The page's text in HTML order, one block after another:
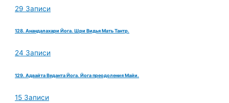
29 Записи
128. Анандалахари Йога. Шри Видья Мать Тантр.
24 Записи
129. Адвайта Веданта Йога. Йога преодоления Майи.
15 Записи